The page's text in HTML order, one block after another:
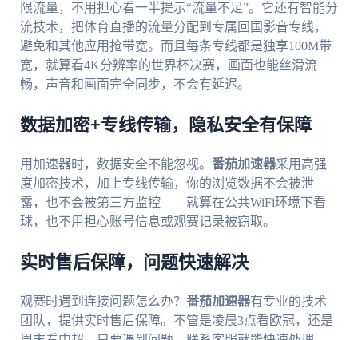
限流量，不用担心看一半提示“流量不足”。它还有智能分
流技术，把体育直播的流量分配到专属回国影音专线，
避免和其他应用抢带宽。而且每条专线都是独享100M带
宽，就算看4K分辨率的世界杯决赛，画面也能丝滑流
畅，声音和画面完全同步，不会有延迟。
数据加密+专线传输，隐私安全有保障
用加速器时，数据安全不能忽视。 番茄加速器采用高强
度加密技术，加上专线传输，你的浏览数据不会被泄
露，也不会被第三方监控——就算在公共WiFi环境下看
球，也不用担心账号信息或观赛记录被窃取。
实时售后保障，问题快速解决
观赛时遇到连接问题怎么办？ 番茄加速器有专业的技术
团队，提供实时售后保障。不管是凌晨3点看欧冠，还是